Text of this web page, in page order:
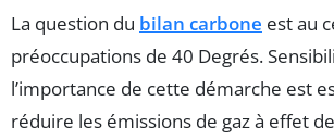
La question du bilan carbone est au
préoccupations de 40 Degrés.
l’importance de cette démarche est
réduire les émissions de gaz à effet